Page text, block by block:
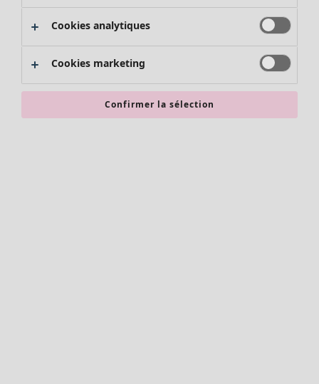
Promos SOLDES
Les promos de Gudrun Sjödén
Nouvel arrivage
Bonnes affaires en soldes - jusqu'à -70
Cookies analytiques
Cookies marketing
Confirmer la sélection